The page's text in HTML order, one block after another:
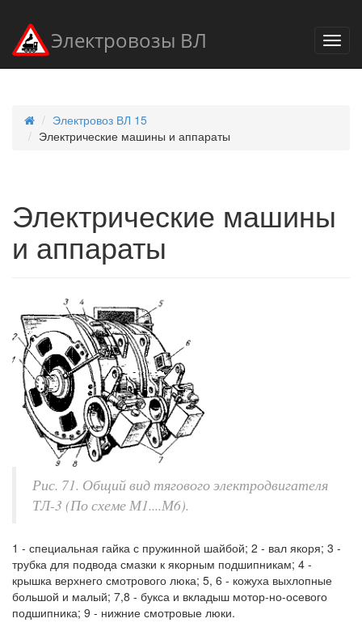
Электровозы ВЛ
Электровоз ВЛ 15
Электрические машины и аппараты
Электрические машины
и аппараты
Рис. 71. Общий вид тягового электродвигателя
ТЛ-3 (По схеме М1....М6).
1 - специальная гайка с пружинной шайбой; 2 - вал якоря; 3 -
трубка для подвода смазки к якорным подшипникам; 4 -
крышка верхнего смотрового люка; 5, 6 - кожуха выхлопные
большой и малый; 7,8 - букса и вкладыш мотор-но-осевого
подшипника; 9 - нижние смотровые люки.